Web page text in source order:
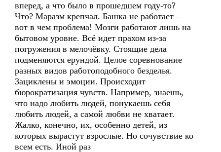
вперед, а что было в прошедшем году-то?
Что? Маразм крепчал. Башка не работает –
вот в чем проблема! Мозги работают лишь на
бытовом уровне. Всё идет прахом из-за
погружения в мелочёвку. Стоящие дела
подменяются ерундой. Целое соревнование
разных видов работоподобного безделья.
Зациклены и эмоции. Происходит
бюрократизация чувств. Например, знаешь,
что надо любить людей, понукаешь себя
любить людей, а самой любви не хватает.
Жалко, конечно, их, особенно детей, из
которых вырастут взрослые. Но сочувствие ко
всем есть. Иной раз